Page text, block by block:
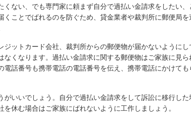
ない、でも専門家に頼まず自分で過払い金請求をしたい、
ことでばれるのを防ぐため、貸金業者や裁判所に郵便局を
ットカード会社、裁判所からの郵便物が届かないようにし
くなります。過払い金請求に関する郵便物はご家族に見ら
話番号も携帯電話の電話番号を伝え、携帯電話にかけても
いいでしょう。自分で過払い金請求をして訴訟に移行した
休む場合はご家族にばれないように工作しましょう。